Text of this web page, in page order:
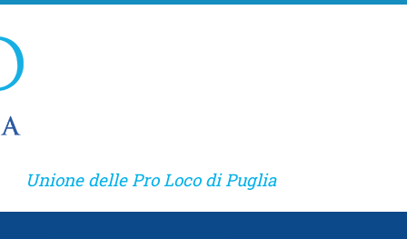
Unione delle Pro Loco di Puglia